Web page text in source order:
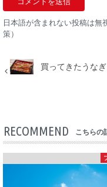
日本語が含まれない投稿は無
策）
買ってきたうな
RECOMMEND こちらの